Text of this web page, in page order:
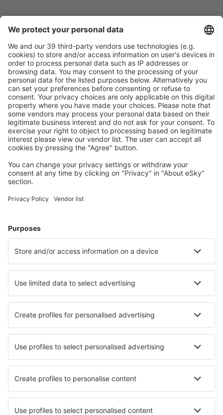
Ladda ner vår appför att enkelt planera
dina resor
Planera din resa
Billiga flyg
Weekendresor
Flyg+Hotell
Hotell
Sevärdheter
Sportevenemang
Läs mer
Mobilapp
Flygbolag
SAS
Ryanair
Lufthansa
Norwegian